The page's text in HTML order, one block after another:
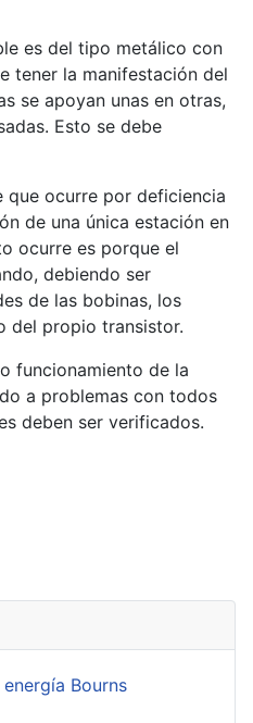
es del tipo metálico con
tener la manifestación del
se apoyan unas en otras,
Esto se debe
ocurre por deficiencia
de una única estación en
ocurre es porque el
debiendo ser
de las bobinas, los
del propio transistor.
funcionamiento de la
a problemas con todos
deben ser verificados.
Bourns